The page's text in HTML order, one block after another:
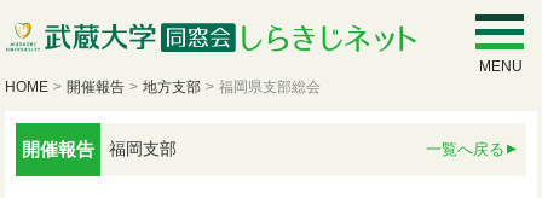
MENU
HOME > 開催報告 > 地方支部 > 福岡県支部総会
開催報告 福岡支部 一覧へ戻る